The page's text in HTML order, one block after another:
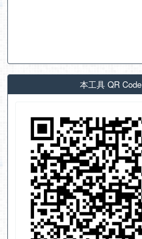
本工具 QR Code